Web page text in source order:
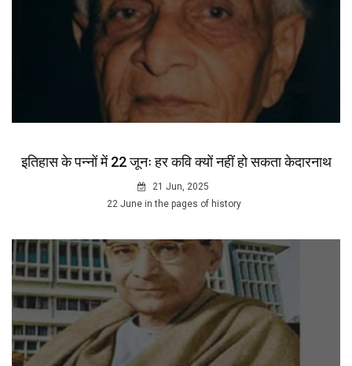
इतिहास के पन्नों में 22 जूनः हर कवि क्यों नहीं हो सकता केदारनाथ
21 Jun, 2025
22 June in the pages of history